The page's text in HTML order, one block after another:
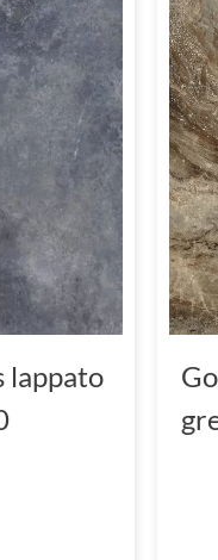
lappato